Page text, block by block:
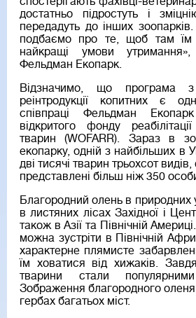
достатньо підростуть і
передадуть до інших
подбаємо про те, щоб там їм
найкращі умови
Фельдман Екопарк.
Відзначимо, що програма
реінтродукції копитних є
співпраці Фельдман
відкритого фонду
тварин (WOFARR). Зараз в
екопарку, одній з найбільших в
дві тисячі тварин трьохсот
представлені більш ніж 350
Благородний олень в
в листяних лісах Західної і
також в Азії та Північній
можна зустріти в Північній
характерне плямисте
їм ховатися від хижаків.
тварини стали
Зображення благородного
гербах багатьох міст.